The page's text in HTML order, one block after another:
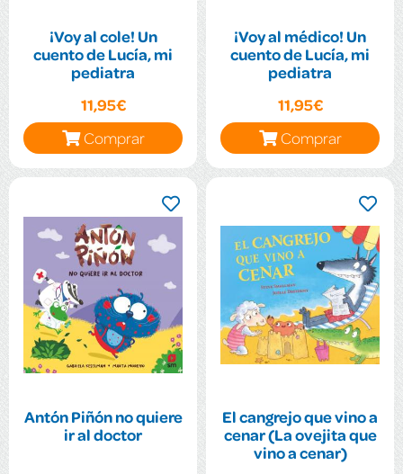
¡Voy al cole! Un
cuento de Lucía, mi
pediatra
11,95€
Comprar
¡Voy al médico! Un
cuento de Lucía, mi
pediatra
11,95€
Comprar
Antón Piñón no quiere
ir al doctor
El cangrejo que vino a
cenar (La ovejita que
vino a cenar)